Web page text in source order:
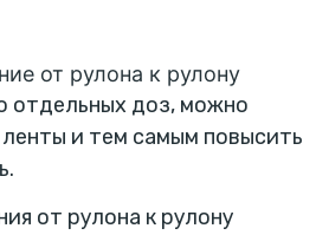
отдельных доз, можно
и тем самым повысить
от рулона к рулону